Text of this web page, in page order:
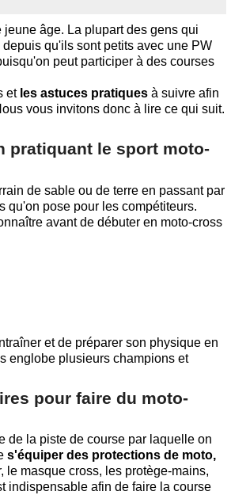
âge. La plupart des gens qui
qu'ils sont petits avec une PW
peut participer à des courses
et les astuces pratiques à suivre afin
vous invitons donc à lire ce qui suit.
pratiquant le sport moto-
de sable ou de terre en passant par
qu'on pose pour les compétiteurs.
avant de débuter en moto-cross
et de préparer son physique en
englobe plusieurs champions et
pour faire du moto-
de la piste de course par laquelle on
s'équiper des protections de moto,
le masque cross, les protège-mains,
indispensable afin de faire la course